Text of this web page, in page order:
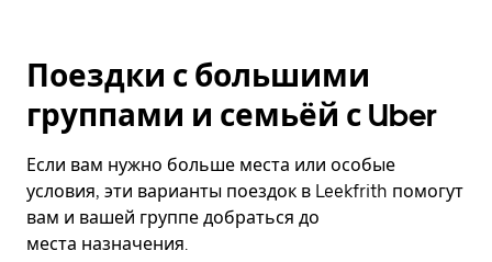
Поездки с большими
группами и семьёй с Uber
Если вам нужно больше места или особые
условия, эти варианты поездок в Leekfrith помогут
вам и вашей группе добраться до
места назначения.